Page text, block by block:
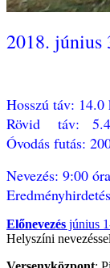
2018. június
Hosszú táv:
Rövid táv:
Óvodás
Nevezés: 9:00
Előnevezés június
Helyszíni